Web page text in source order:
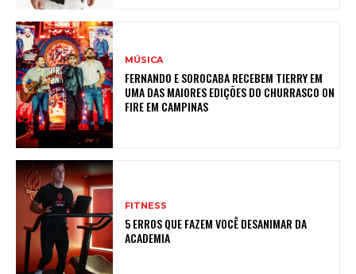
MÚSICA
FERNANDO E SOROCABA RECEBEM TIERRY EM
UMA DAS MAIORES EDIÇÕES DO CHURRASCO ON
FIRE EM CAMPINAS
FITNESS
5 ERROS QUE FAZEM VOCÊ DESANIMAR DA
ACADEMIA